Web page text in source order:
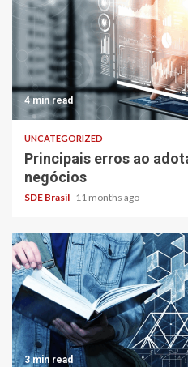
4 min read
UNCATEGORIZED
Principais erros ao
negócios
SDE Brasil 11 months ago
3 min read